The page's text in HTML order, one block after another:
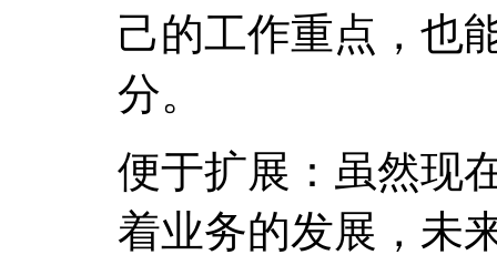
己的工作重点，也
分。
便于扩展：虽然现
着业务的发展，未